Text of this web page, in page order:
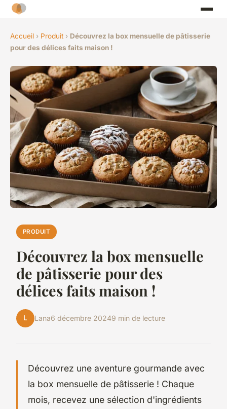
Accueil › Produit › Découvrez la box mensuelle de pâtisserie
pour des délices faits maison !
PRODUIT
Découvrez la box mensuelle
de pâtisserie pour des
délices faits maison !
L Lana6 décembre 20249 min de lecture
Découvrez une aventure gourmande avec
la box mensuelle de pâtisserie ! Chaque
mois, recevez une sélection d'ingrédients